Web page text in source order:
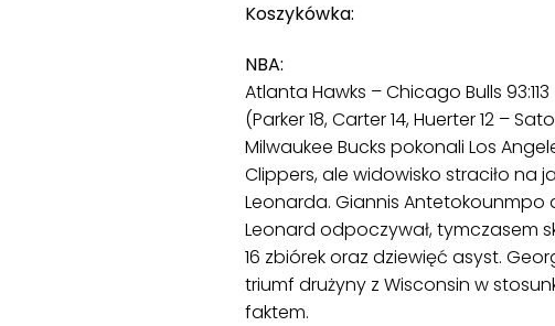
Koszykówka:
NBA:
Atlanta Hawks – Chicago Bulls 93:113
(Parker 18, Carter 14, Huerter 12 –
Milwaukee Bucks pokonali Los
Clippers, ale widowisko straciło na
Leonarda. Giannis Antetokounmpo
Leonard odpoczywał, tymczasem
16 zbiórek oraz dziewięć asyst.
triumf drużyny z Wisconsin w
faktem.